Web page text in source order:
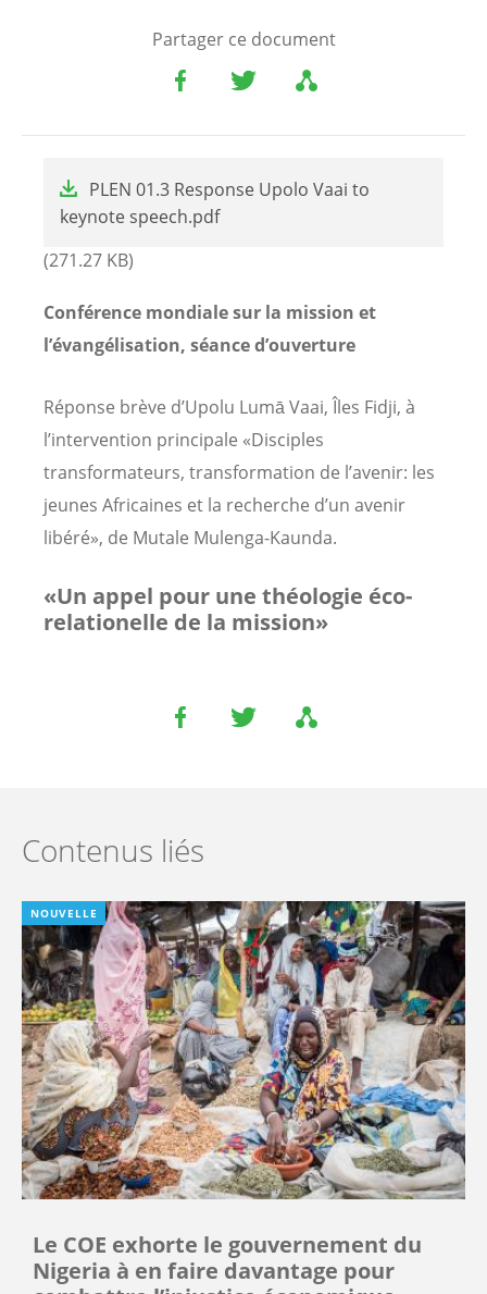
Partager ce document
PLEN 01.3 Response Upolo Vaai to
keynote speech.pdf
(271.27 KB)
Conférence mondiale sur la mission et
l’évangélisation, séance d’ouverture
Réponse brève d’Upolu Lumā Vaai, Îles Fidji, à
l’intervention principale «Disciples
transformateurs, transformation de l’avenir: les
jeunes Africaines et la recherche d’un avenir
libéré», de Mutale Mulenga-Kaunda.
«Un appel pour une théologie éco-
relationelle de la mission»
Contenus liés
NOUVELLE
Le COE exhorte le gouvernement du
Nigeria à en faire davantage pour